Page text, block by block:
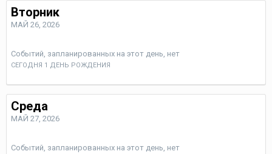
Вторник
МАЙ 26, 2026
Событий, запланированных на этот день, нет
СЕГОДНЯ 1 ДЕНЬ РОЖДЕНИЯ
Среда
МАЙ 27, 2026
Событий, запланированных на этот день, нет